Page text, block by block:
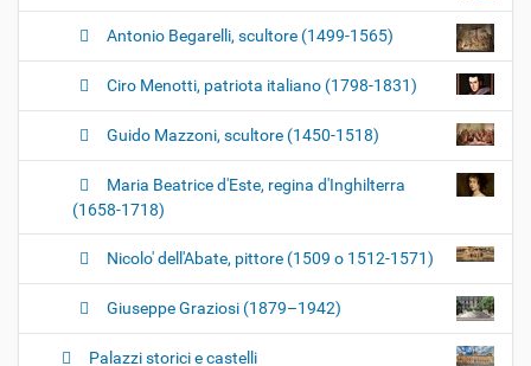
Antonio Begarelli, scultore (1499-1565)
Ciro Menotti, patriota italiano (1798-1831)
Guido Mazzoni, scultore (1450-1518)
Maria Beatrice d'Este, regina d'Inghilterra
(1658-1718)
Nicolo' dell'Abate, pittore (1509 o 1512-1571)
Giuseppe Graziosi (1879–1942)
Palazzi storici e castelli